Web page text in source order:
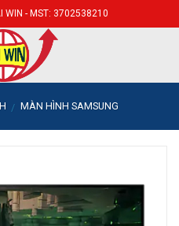
WIN - MST: 3702538210
/ MÀN HÌNH SAMSUNG